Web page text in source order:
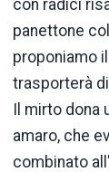
con radici
panettone
proponiamo
trasporterà
Il mirto dona
amaro, che
combinato